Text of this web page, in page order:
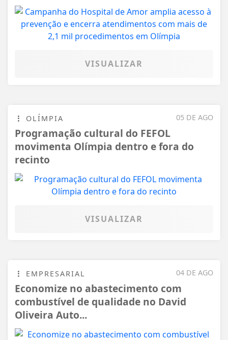
VISUALIZAR
05 DE AGO
OLÍMPIA
Programação cultural do FEFOL
movimenta Olímpia dentro e fora do
recinto
VISUALIZAR
04 DE AGO
EMPRESARIAL
Economize no abastecimento com
combustível de qualidade no David
Oliveira Auto...